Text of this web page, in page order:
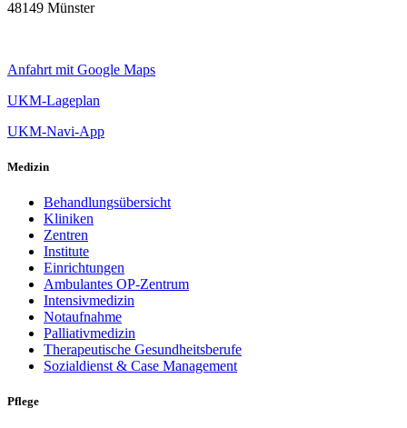
48149 Münster
Anfahrt mit Google Maps
UKM-Lageplan
UKM-Navi-App
Medizin
Behandlungsübersicht
Kliniken
Zentren
Institute
Einrichtungen
Ambulantes OP-Zentrum
Intensivmedizin
Notaufnahme
Palliativmedizin
Therapeutische Gesundheitsberufe
Sozialdienst & Case Management
Pflege